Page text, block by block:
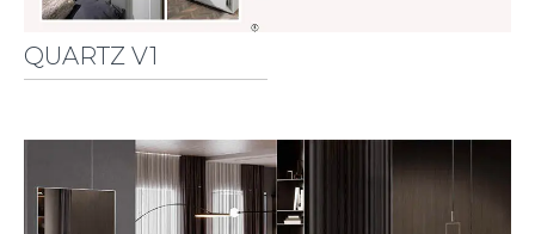
QUARTZ V1